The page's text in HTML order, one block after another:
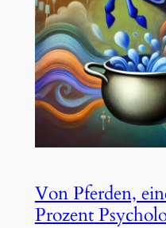
Von Pferden,
Prozent